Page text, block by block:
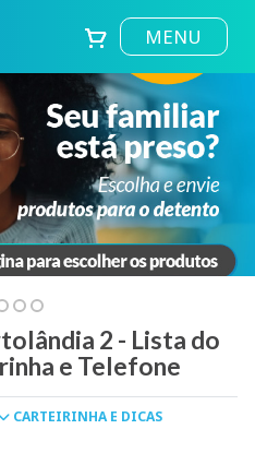
MENU
2 - Lista do
e Telefone
CARTEIRINHA E DICAS